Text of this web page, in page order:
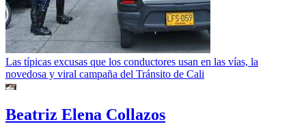
Las típicas excusas que los conductores usan en las vías, la
novedosa y viral campaña del Tránsito de Cali
Beatriz Elena Collazos